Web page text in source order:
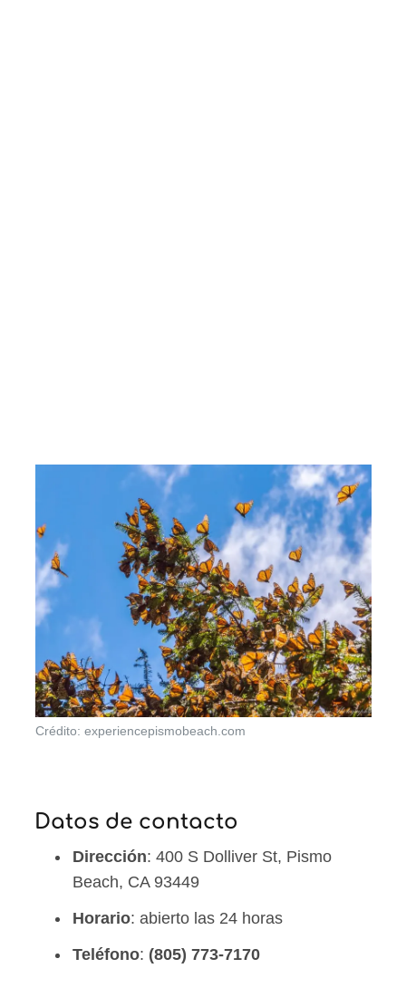
Crédito: experiencepismobeach.com
Datos de contacto
Dirección: 400 S Dolliver St, Pismo
Beach, CA 93449
Horario: abierto las 24 horas
Teléfono: (805) 773-7170